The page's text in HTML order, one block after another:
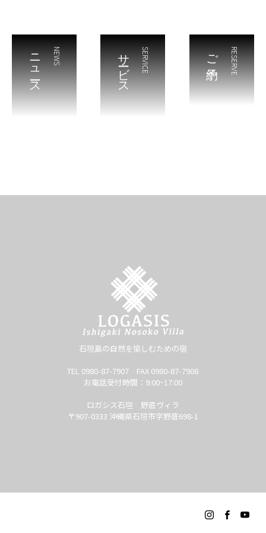
NEWS
ニュース SERVICE
サービス RESERVE
ご予約
石垣島の自然を愉しむための宿
TEL 0980-87-7907 FAX 0980-87-7908
お電話受付時間：9:00~17:00
ロガシス石垣 野底ヴィラ
〒907-0333 沖縄県石垣市字野底698-1